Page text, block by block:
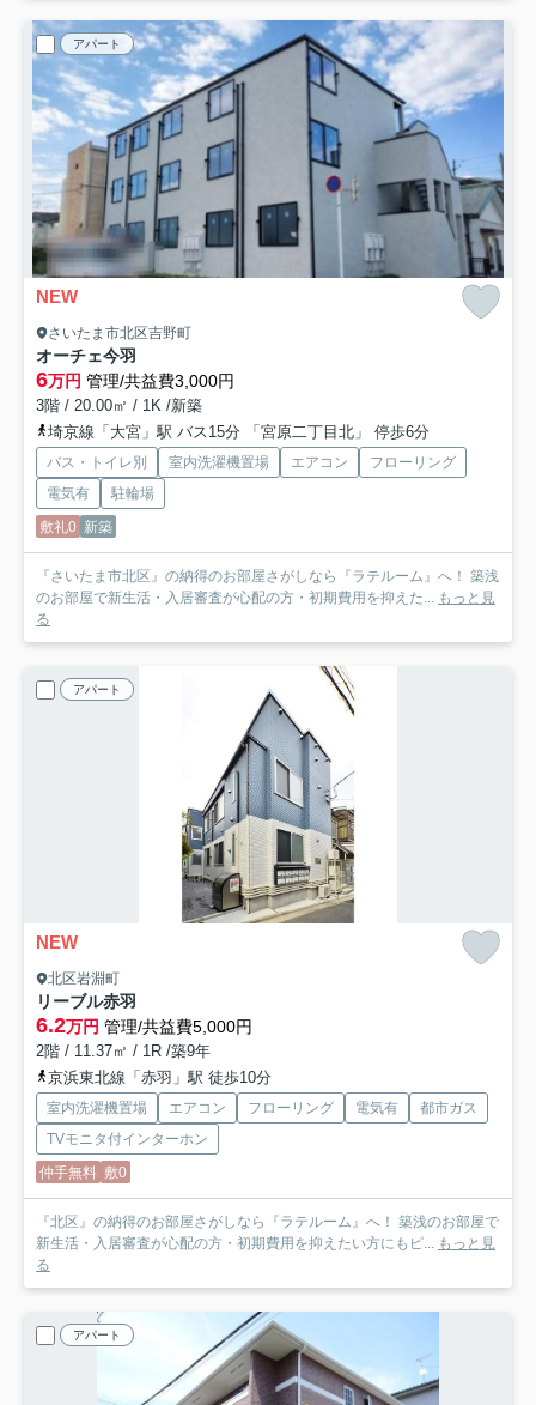
アパート
NEW
さいたま市北区吉野町
オーチェ今羽
6万円 管理/共益費3,000円
3階 / 20.00㎡ / 1K /新築
埼京線「大宮」駅 バス15分 「宮原二丁目北」 停歩6分
バス・トイレ別 室内洗濯機置場 エアコン
フローリング
電気有
駐輪場
敷礼0 新築
『さいたま市北区』の納得のお部屋さがしなら『ラテルーム』へ！ 築浅
のお部屋で新生活・入居審査が心配の方・初期費用を抑えた... もっと見
る
アパート
NEW
北区岩淵町
リーブル赤羽
6.2万円 管理/共益費5,000円
2階 / 11.37㎡ / 1R /築9年
京浜東北線「赤羽」駅 徒歩10分
室内洗濯機置場 エアコン フローリング 電気有
都市ガス
TVモニタ付インターホン
仲手無料 敷0
『北区』の納得のお部屋さがしなら『ラテルーム』へ！ 築浅のお部屋で
新生活・入居審査が心配の方・初期費用を抑えたい方にもピ... もっと見
る
アパート